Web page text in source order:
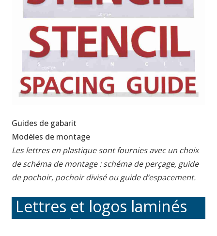
Guides de gabarit
Modèles de montage
Les lettres en plastique sont fournies avec un choix
de schéma de montage : schéma de perçage, guide
de pochoir, pochoir divisé ou guide d’espacement.
Lettres et logos laminés
sur acrylique et mousse